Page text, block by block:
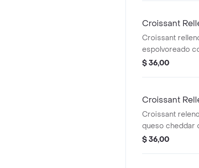
Croissant
Croissant
espolvoreado
$ 36,00
Croissant
Croissant
queso cheddar
$ 36,00